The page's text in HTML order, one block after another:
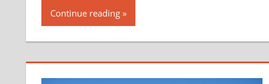
Continue reading